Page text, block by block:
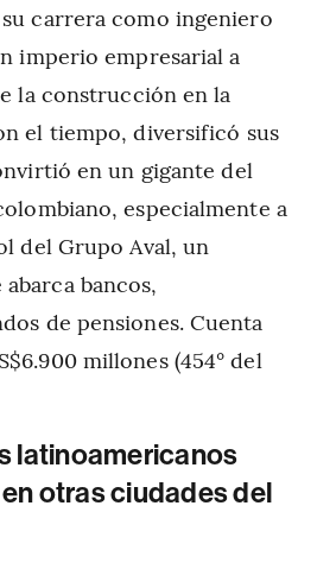
carrera como ingeniero
imperio empresarial a
la construcción en la
el tiempo, diversificó sus
en un gigante del
especialmente a
del Grupo Aval, un
bancos,
de pensiones. Cuenta
millones (454° del
latinoamericanos
otras ciudades del